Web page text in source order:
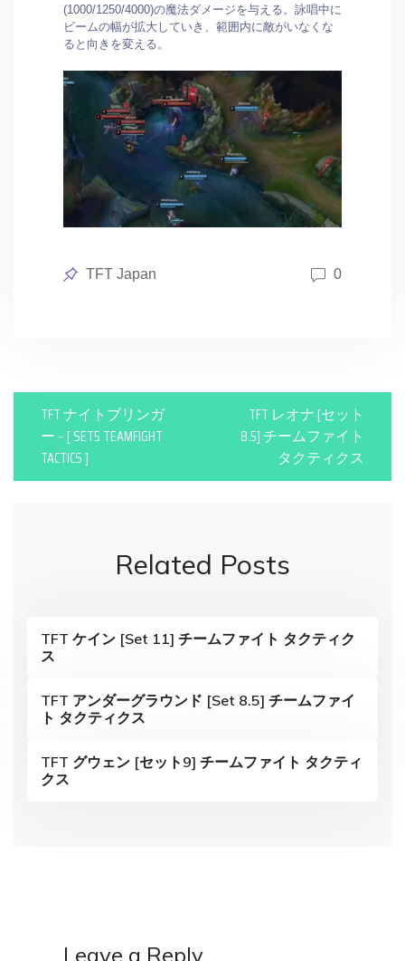
(1000/1250/4000)の魔法ダメージを与える。詠唱中に
ビームの幅が拡大していき、範囲内に敵がいなくな
ると向きを変える。
Posted
TFT Japan 0
s
TFT ナイトブリンガ
ー – [ SET5 TEAMFIGHT
TACTICS ]
TFT レオナ [セット
8.5] チームファイト
タクティクス
Related Posts
TFT ケイン [Set 11] チームファイト タクティク
ス
TFT アンダーグラウンド [Set 8.5] チームファイ
ト タクティクス
TFT グウェン [セット9] チームファイト タクティ
クス
Leave a Reply